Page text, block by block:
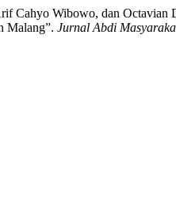
Cahyo Wibowo, dan Octavian
Malang”. Jurnal Abdi